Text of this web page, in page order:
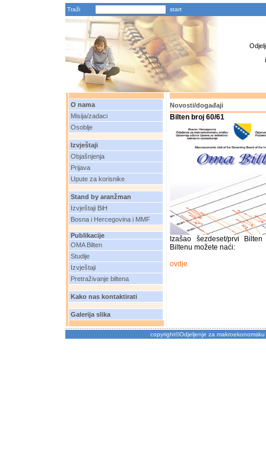
Traži
O nama
Misija/zadaci
Osoblje
Izvještaji
Objašnjenja
Prijava
Upute za korisnike
Stand by aranžman
Izvještaji BiH
Bosna i Hercegovina i MMF
Publikacije
OMA Bilten
Studije
Izvještaji
Pretraživanje biltena
Kako nas kontaktirati
Galerija slika
Novosti/događaji
Bilten broj 60/61
Izašao šezdeset/prvi
Biltenu možete naći:
ovdje
copyright©Odjeljenje za